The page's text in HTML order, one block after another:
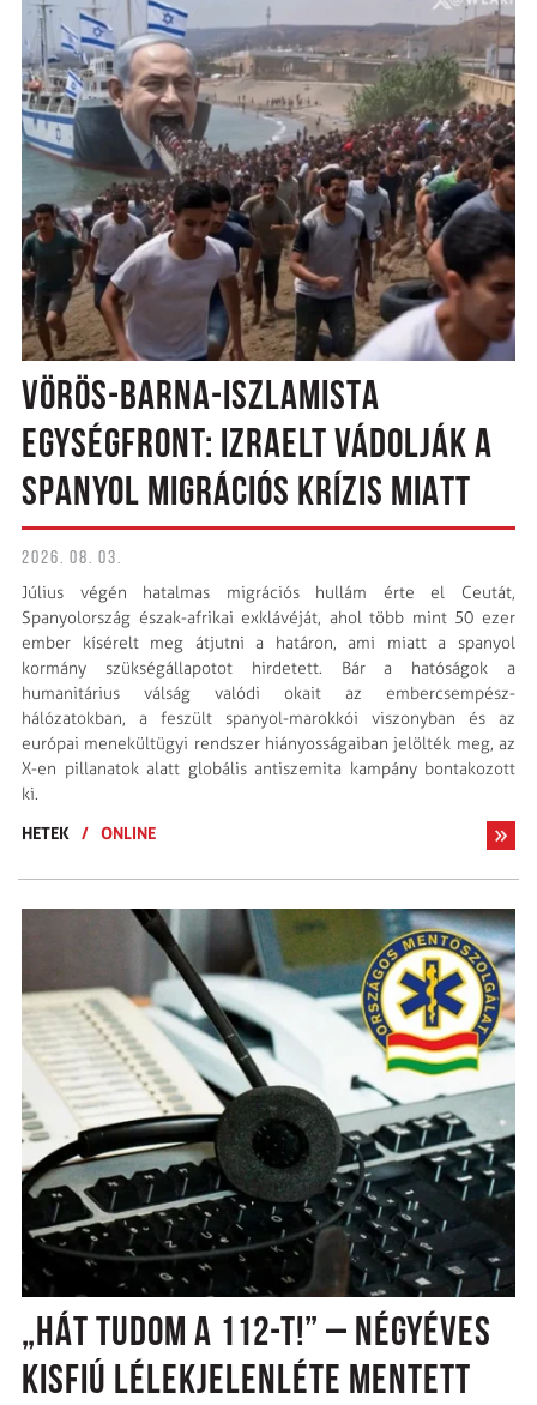
VÖRÖS-BARNA-ISZLAMISTA
EGYSÉGFRONT: IZRAELT VÁDOLJÁK A
SPANYOL MIGRÁCIÓS KRÍZIS MIATT
2026. 08. 03.
Július végén hatalmas migrációs hullám érte el Ceutát,
Spanyolország észak-afrikai exklávéját, ahol több mint 50 ezer
ember kísérelt meg átjutni a határon, ami miatt a spanyol
kormány szükségállapotot hirdetett. Bár a hatóságok a
humanitárius válság valódi okait az embercsempész-
hálózatokban, a feszült spanyol-marokkói viszonyban és az
európai menekültügyi rendszer hiányosságaiban jelölték meg, az
X-en pillanatok alatt globális antiszemita kampány bontakozott
ki.
HETEK
/ ONLINE
„HÁT TUDOM A 112-T!” – NÉGYÉVES
KISFIÚ LÉLEKJELENLÉTE MENTETT